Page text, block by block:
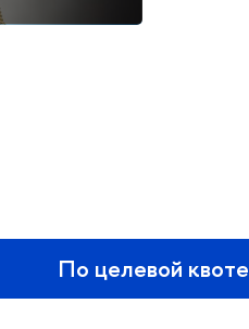
По целевой квоте